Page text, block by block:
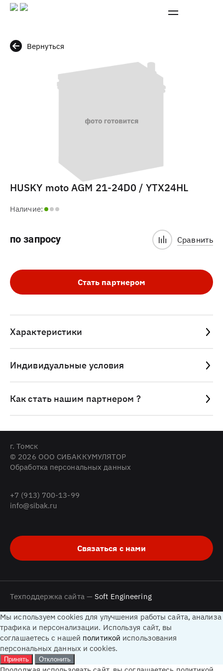
Вернуться
HUSKY moto AGM 21-24D0 / YTX24HL
Наличие:
по запросу Сравнить
Стать партнером
Характеристики
Индивидуальные условия
Как стать нашим партнером ?
г. Томск
© 2026 ООО СИБАККУМУЛЯТОР
Обработка персональных данных
+7 (913) 700-13-99
info@sibak.ru
Связаться с нами
Техподдержка сайта —Soft Engineering
Мы используем cookies для улучшения работы сайта, анализа
трафика и персонализации. Используя сайт, вы
соглашаетесь с нашей политикой использования
персональных данных и cookies.
Принять Отклонить